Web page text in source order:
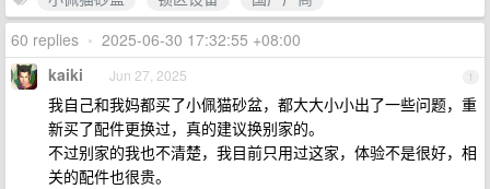
60 replies • 2025-06-30 17:32:55 +08:00
1
kaiki Jun 27, 2025
我自己和我妈都买了小佩猫砂盆，都大大小小出了一些问题，重
新买了配件更换过，真的建议换别家的。
不过别家的我也不清楚，我目前只用过这家，体验不是很好，相
关的配件也很贵。